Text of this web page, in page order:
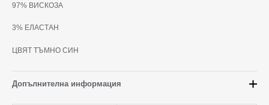
97% ВИСКОЗА
3% ЕЛАСТАН
ЦВЯТ ТЪМНО СИН
Допълнителна информация